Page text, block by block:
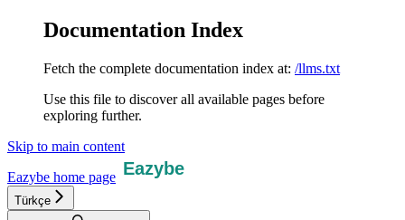
Documentation Index
Fetch the complete documentation index at: /llms.txt
Use this file to discover all available pages before
exploring further.
Skip to main content
Eazybe home page
Türkçe